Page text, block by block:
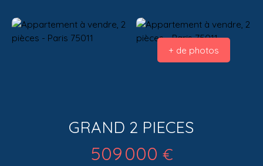
+ de photos
GRAND 2 PIECES
509 000 €